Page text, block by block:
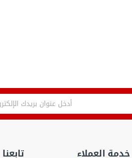
خدمة العملاء تابعنا